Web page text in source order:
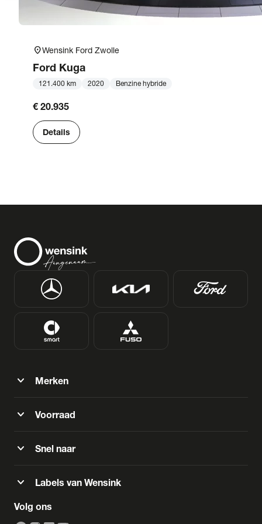
location_onWensink Ford Zwolle
Ford Kuga
121.400 km 2020 Benzine hybride
€ 20.935
Details
expand_more Merken
expand_more Voorraad
expand_more Snel naar
expand_more Labels van Wensink
Volg ons